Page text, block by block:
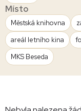
Místo
Městská knihovna
areál letního kina
MKS Beseda